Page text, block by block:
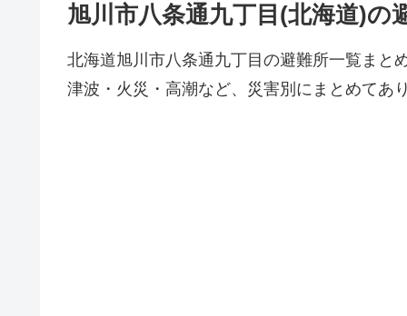
旭川市八条通九丁目(北海道)の
北海道旭川市八条通九丁目の避難所一覧まと
津波・火災・高潮など、災害別にまとめてあ